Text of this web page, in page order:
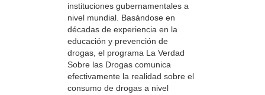
instituciones gubernamentales a
nivel mundial. Basándose en
décadas de experiencia en la
educación y prevención de
drogas, el programa La Verdad
Sobre las Drogas comunica
efectivamente la realidad sobre el
consumo de drogas a nivel